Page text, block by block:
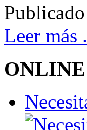
Leer más
ONLINE